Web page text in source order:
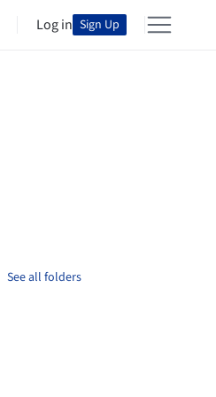
Log in Sign Up
See all folders